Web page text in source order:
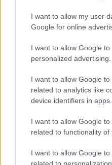
I want to allow my user
Google for online
I want to allow Google to
personalized advertising.
I want to allow Google
related to analytics like
device identifiers in apps.
I want to allow Google
related to functionality of
I want to allow Google
"Nekem ő volt a herceg
Juliska nem bánja, hogy